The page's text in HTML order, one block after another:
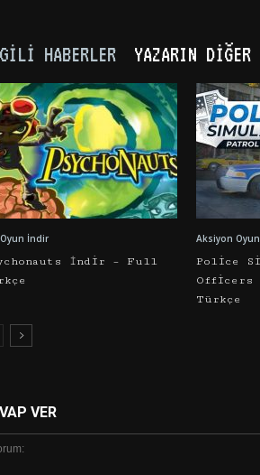
HABERLER YAZARIN
İndir
İndir – Full
Aksiyon
Police
Officers
Türkçe
VER